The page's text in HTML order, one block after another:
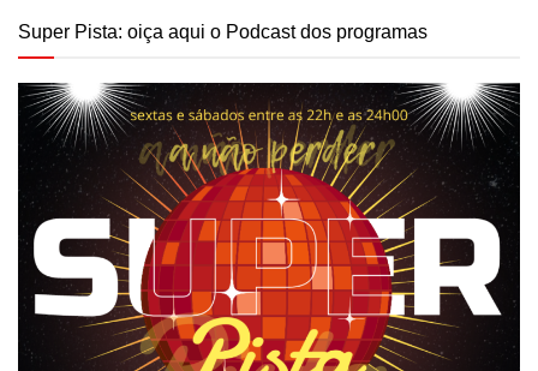
Super Pista: oiça aqui o Podcast dos programas